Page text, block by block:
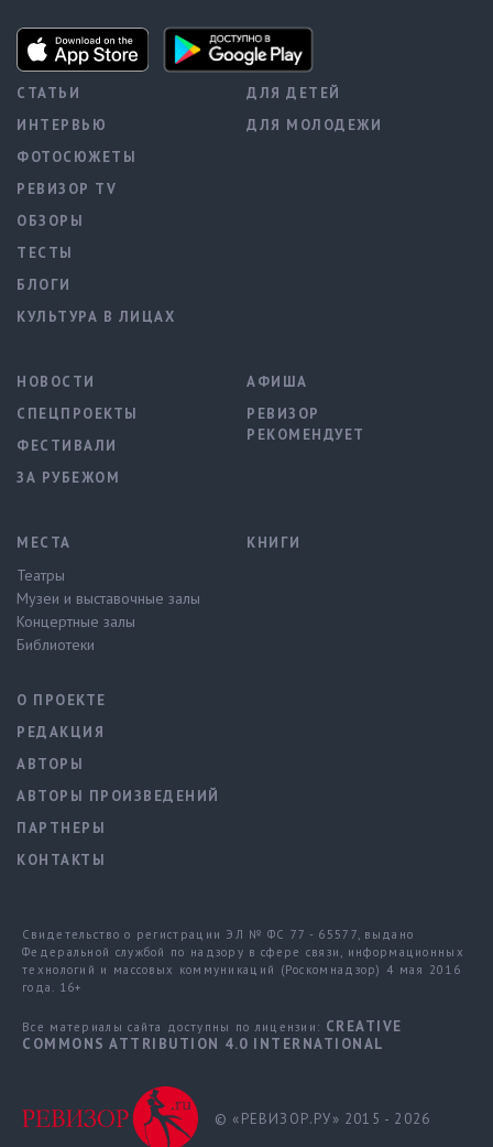
СТАТЬИ
ИНТЕРВЬЮ
ФОТОСЮЖЕТЫ
РЕВИЗОР TV
ОБЗОРЫ
ТЕСТЫ
БЛОГИ
КУЛЬТУРА В ЛИЦАХ
ДЛЯ ДЕТЕЙ
ДЛЯ МОЛОДЕЖИ
НОВОСТИ
СПЕЦПРОЕКТЫ
ФЕСТИВАЛИ
ЗА РУБЕЖОМ
АФИША
РЕВИЗОР
РЕКОМЕНДУЕТ
МЕСТА
Театры
Музеи и выставочные залы
Концертные залы
Библиотеки
КНИГИ
О ПРОЕКТЕ
РЕДАКЦИЯ
АВТОРЫ
АВТОРЫ ПРОИЗВЕДЕНИЙ
ПАРТНЕРЫ
КОНТАКТЫ
Свидетельство о регистрации ЭЛ № ФС 77 - 65577, выдано
Федеральной службой по надзору в сфере связи, информационных
технологий и массовых коммуникаций (Роскомнадзор) 4 мая 2016
года. 16+
Все материалы сайта доступны по лицензии: CREATIVE
COMMONS ATTRIBUTION 4.0 INTERNATIONAL
© «РЕВИЗОР.РУ» 2015 - 2026